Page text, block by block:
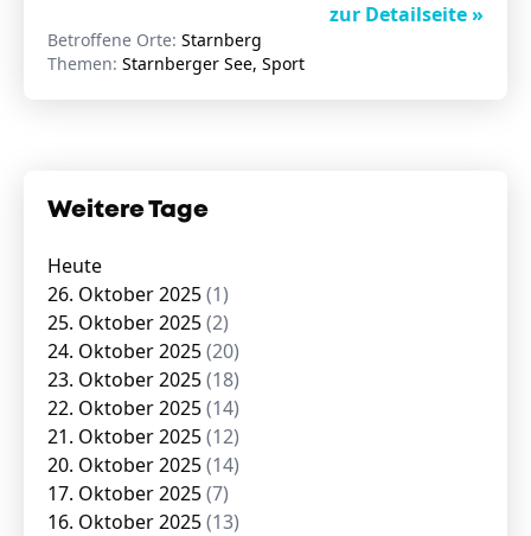
zur Detailseite »
Betroffene Orte: Starnberg
Themen: Starnberger See, Sport
Weitere Tage
Heute
26. Oktober 2025(1)
25. Oktober 2025(2)
24. Oktober 2025(20)
23. Oktober 2025(18)
22. Oktober 2025(14)
21. Oktober 2025(12)
20. Oktober 2025(14)
17. Oktober 2025(7)
16. Oktober 2025(13)